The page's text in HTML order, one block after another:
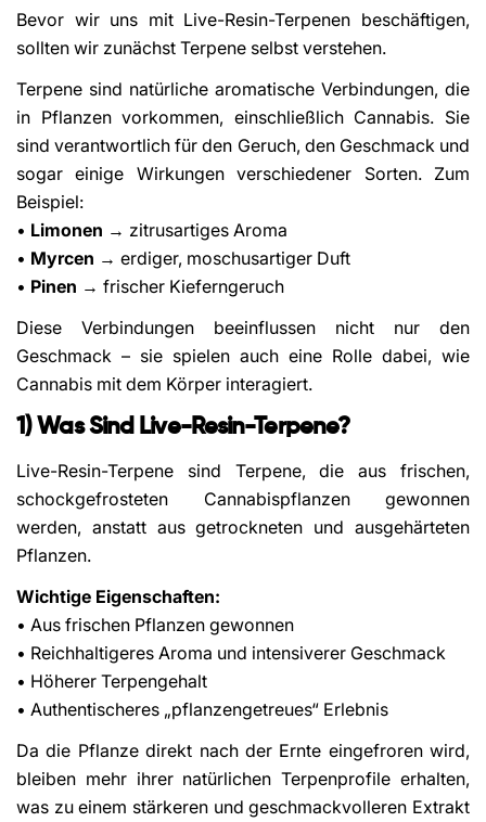
Bevor wir uns mit Live-Resin-Terpenen beschäftigen,
sollten wir zunächst Terpene selbst verstehen.
Terpene sind natürliche aromatische Verbindungen, die
in Pflanzen vorkommen, einschließlich Cannabis. Sie
sind verantwortlich für den Geruch, den Geschmack und
sogar einige Wirkungen verschiedener Sorten. Zum
Beispiel:
• Limonen → zitrusartiges Aroma
• Myrcen → erdiger, moschusartiger Duft
• Pinen → frischer Kieferngeruch
Diese Verbindungen beeinflussen nicht nur den
Geschmack – sie spielen auch eine Rolle dabei, wie
Cannabis mit dem Körper interagiert.
1) Was Sind Live-Resin-Terpene?
Live-Resin-Terpene sind Terpene, die aus frischen,
schockgefrosteten Cannabispflanzen gewonnen
werden, anstatt aus getrockneten und ausgehärteten
Pflanzen.
Wichtige Eigenschaften:
• Aus frischen Pflanzen gewonnen
• Reichhaltigeres Aroma und intensiverer Geschmack
• Höherer Terpengehalt
• Authentischeres „pflanzengetreues“ Erlebnis
Da die Pflanze direkt nach der Ernte eingefroren wird,
bleiben mehr ihrer natürlichen Terpenprofile erhalten,
was zu einem stärkeren und geschmackvolleren Extrakt